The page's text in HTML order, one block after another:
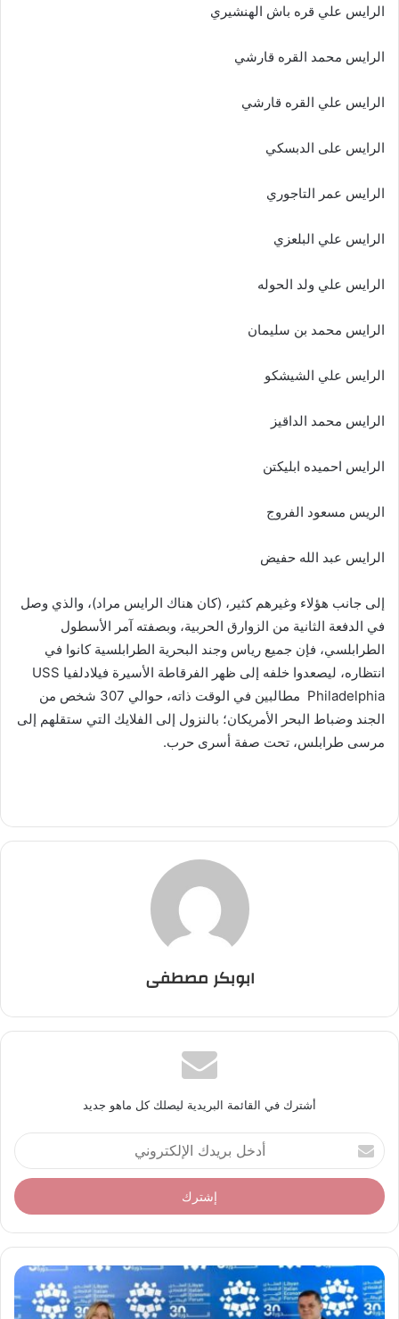
الرايس علي قره باش الهنشيري
الرايس محمد القره قارشي
الرايس علي القره قارشي
الرايس على الدبسكي
الرايس عمر التاجوري
الرايس علي البلعزي
الرايس علي ولد الحوله
الرايس محمد بن سليمان
الرايس علي الشيشكو
الرايس محمد الداقيز
الرايس احميده ابليكتن
الريس مسعود الفروج
الرايس عبد الله حفيض
إلى جانب هؤلاء وغيرهم كثير، (كان هناك الرايس مراد)، والذي وصل
في الدفعة الثانية من الزوارق الحربية، وبصفته آمر الأسطول
الطرابلسي، فإن جميع رياس وجند البحرية الطرابلسية كانوا في
انتظاره، ليصعدوا خلفه إلى ظهر الفرقاطة الأسيرة فيلادلفيا USS
Philadelphia مطالبين في الوقت ذاته، حوالي 307 شخص من
الجند وضباط البحر الأمريكان؛ بالنزول إلى الفلايك التي ستقلهم إلى
مرسى طرابلس، تحت صفة أسرى حرب.
ابوبكر مصطفى
أشترك في القائمة البريدية ليصلك كل ماهو جديد
أ
د
خ
ل
ر
د
ك
ا